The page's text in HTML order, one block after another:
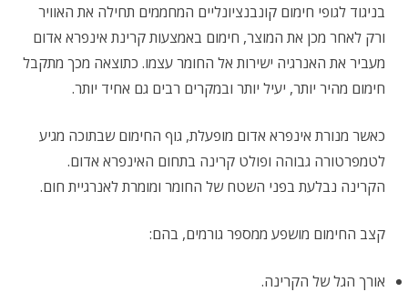
בניגוד לגופי חימום קונבנציונליים המחממים תחילה את האוויר
ורק לאחר מכן את המוצר, חימום באמצעות קרינת אינפרא אדום
מעביר את האנרגיה ישירות אל החומר עצמו. כתוצאה מכך מתקבל
חימום מהיר יותר, יעיל יותר ובמקרים רבים גם אחיד יותר.
כאשר מנורת אינפרא אדום מופעלת, גוף החימום שבתוכה מגיע
לטמפרטורה גבוהה ופולט קרינה בתחום האינפרא אדום.
הקרינה נבלעת בפני השטח של החומר ומומרת לאנרגיית חום.
קצב החימום מושפע ממספר גורמים, בהם:
אורך הגל של הקרינה.